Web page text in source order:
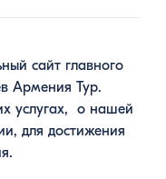
сайт главного
Армения Тур.
услугах, о нашей
для достижения